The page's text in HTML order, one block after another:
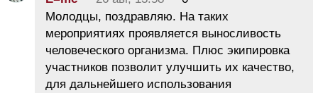
Молодцы, поздравляю. На таких
мероприятиях проявляется выносливость
человеческого организма. Плюс экипировка
участников позволит улучшить их качество,
для дальнейшего использования